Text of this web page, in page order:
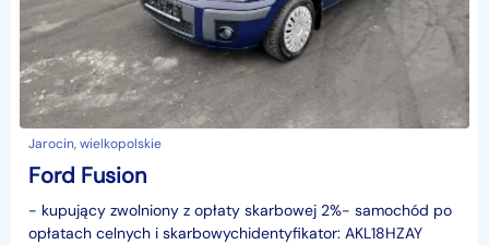
Jarocin, wielkopolskie
Ford Fusion
- kupujący zwolniony z opłaty skarbowej 2%- samochód po
opłatach celnych i skarbowychidentyfikator: AKL18HZAY